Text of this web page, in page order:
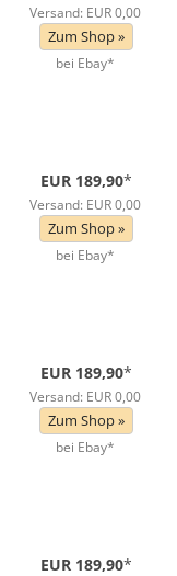
Versand: EUR 0,00
Zum Shop »
bei Ebay*
EUR 189,90*
Versand: EUR 0,00
Zum Shop »
bei Ebay*
EUR 189,90*
Versand: EUR 0,00
Zum Shop »
bei Ebay*
EUR 189,90*